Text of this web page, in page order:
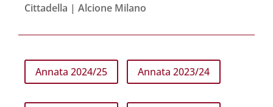
Cittadella | Alcione Milano
Annata 2024/25 Annata 2023/24